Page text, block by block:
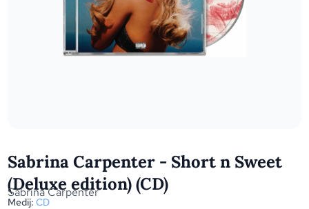
Sabrina Carpenter - Short n Sweet
(Deluxe edition) (CD)
Sabrina Carpenter
Medij: CD